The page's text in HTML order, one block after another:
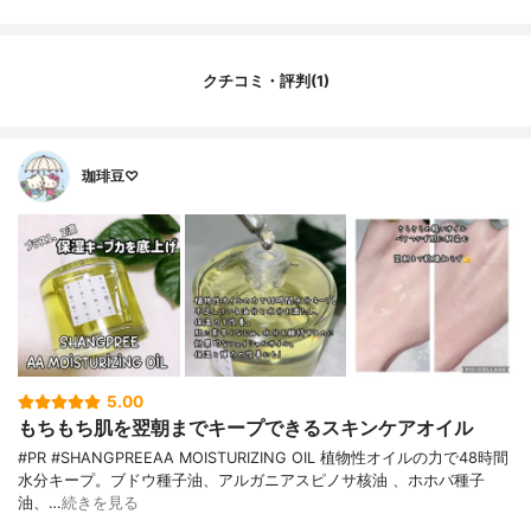
クチコミ・評判(1)
珈琲豆♡
5.00
もちもち肌を翌朝までキープできるスキンケアオイル
#PR #SHANGPREEAA MOISTURIZING OIL 植物性オイルの力で48時間
水分キープ。ブドウ種子油、アルガニアスピノサ核油 、ホホバ種子
油、…続きを見る